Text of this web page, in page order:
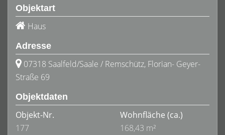
Objektart
Haus
Adresse
07318 Saalfeld/Saale / Remschütz, Florian- Geyer-
Straße 69
Objektdaten
Objekt-Nr.
177
Wohnfläche (ca.)
168,43 m²